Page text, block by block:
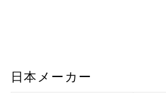
日本メーカー